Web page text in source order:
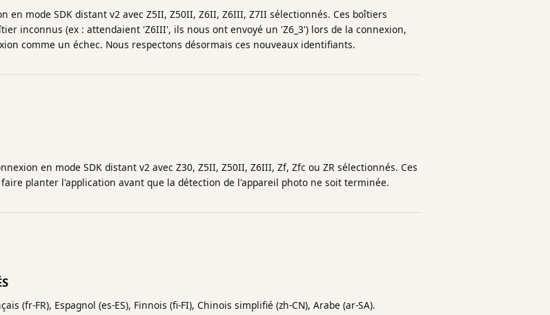
en mode SDK distant v2 avec Z5II, Z50II, Z6II, Z6III, Z7II sélectionnés. Ces boîtiers
inconnus (ex : attendaient 'Z6III', ils nous ont envoyé un 'Z6_3') lors de la connexion,
comme un échec. Nous respectons désormais ces nouveaux identifiants.
en mode SDK distant v2 avec Z30, Z5II, Z50II, Z6III, Zf, Zfc ou ZR sélectionnés. Ces
planter l'application avant que la détection de l'appareil photo ne soit terminée.
(fr-FR), Espagnol (es-ES), Finnois (fi-FI), Chinois simplifié (zh-CN), Arabe (ar-SA).